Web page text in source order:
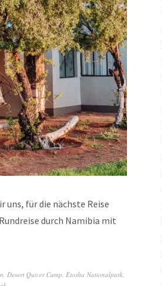
uns, für die nächste Reise
durch Namibia mit
, Desert Quiver Camp, Etosha Nationalpark,